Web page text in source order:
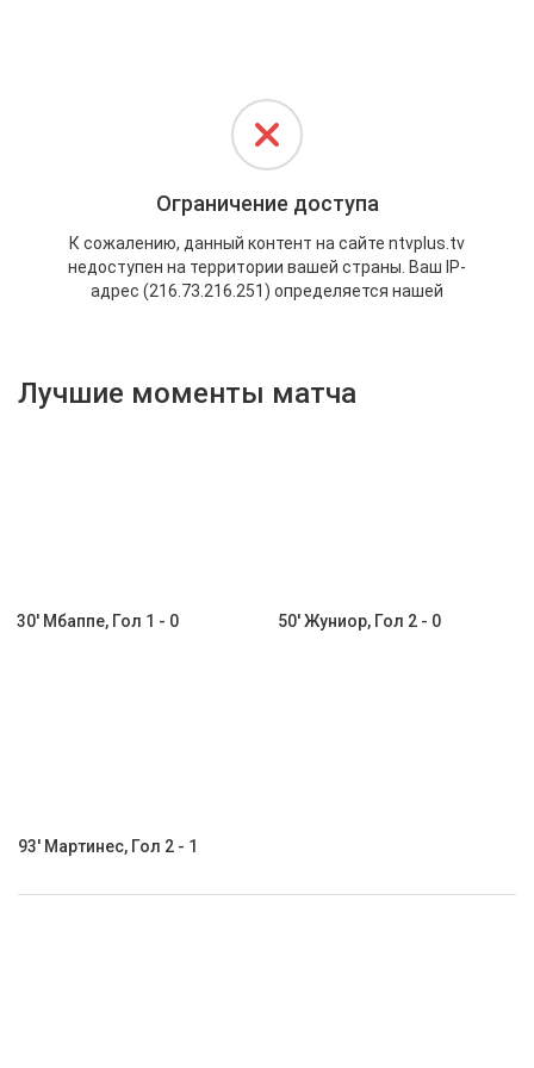
Лучшие моменты матча
30' Мбаппе, Гол 1 - 0 50' Жуниор, Гол 2 - 0
93' Мартинес, Гол 2 - 1